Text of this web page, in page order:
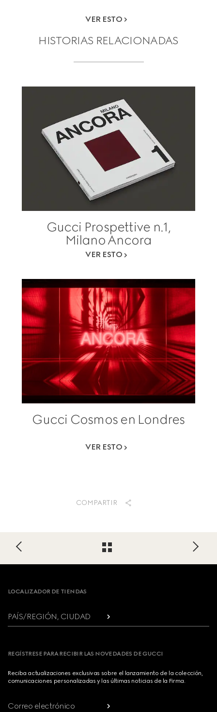
VER ESTO
HISTORIAS RELACIONADAS
Gucci Prospettive n.1,
Milano Ancora
VER ESTO
Gucci Cosmos en Londres
VER ESTO
COMPARTIR
LOCALIZADOR DE TIENDAS
PAÍS/REGIÓN, CIUDAD
REGÍSTRESE PARA RECIBIR LAS NOVEDADES DE GUCCI
Reciba actualizaciones exclusivas sobre el lanzamiento de la colección,
comunicaciones personalizadas y las últimas noticias de la Firma.
Correo electrónico